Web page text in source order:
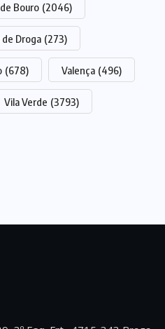
Bouro (2046)
Droga (273)
(678) Valença (496)
Vila Verde (3793)